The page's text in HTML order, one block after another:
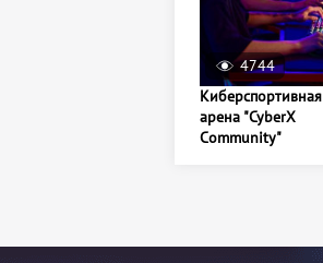
4744
Киберспортивная
арена "CyberX
Community"